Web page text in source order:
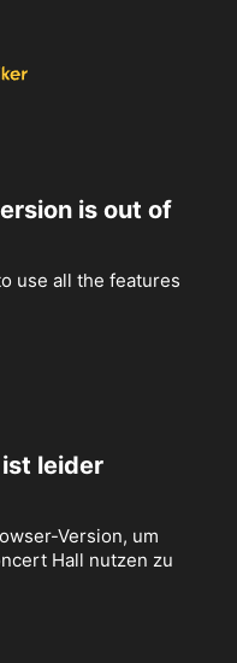
is out of
use all the features
leider
Version, um
Hall nutzen zu